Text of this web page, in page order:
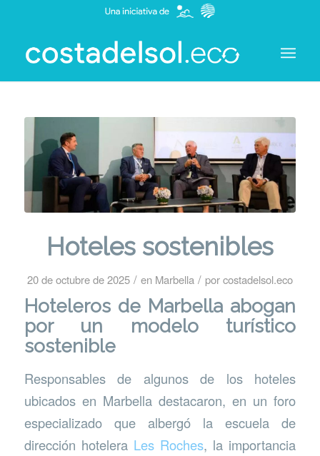
Hoteles sostenibles
20 de octubre de 2025 / en Marbella / porcostadelsol.eco
Hoteleros de Marbella abogan
por un modelo turístico
sostenible
Responsables de algunos de los hoteles
ubicados en Marbella destacaron, en un foro
especializado que albergó la escuela de
dirección hotelera Les Roches, la importancia